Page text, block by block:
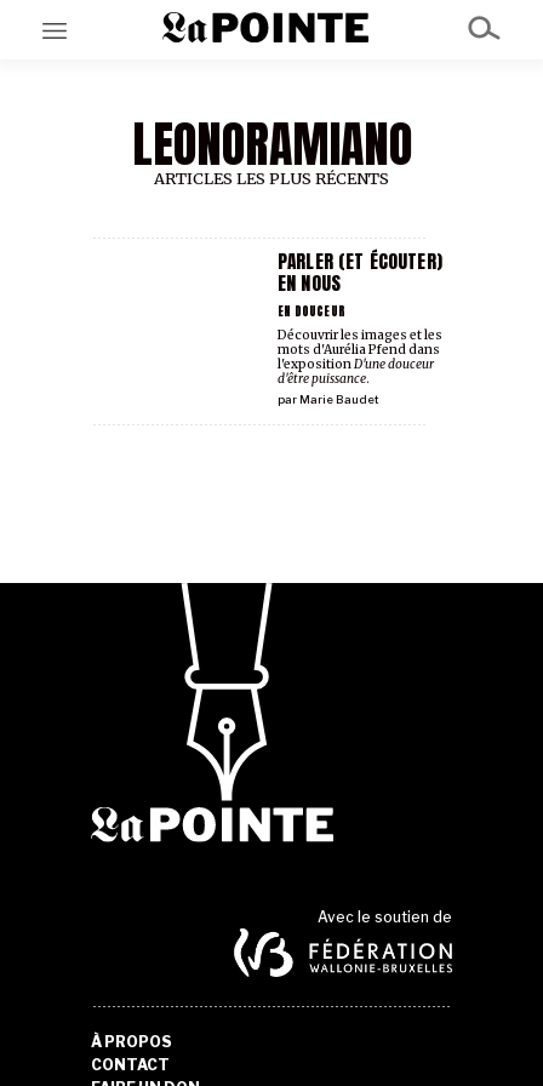
EN CE MOMENT
GRAND ANGLE
AU LARGE
LEONORAMIANO
ARTICLES LES PLUS RÉCENTS
PARLER (ET ÉCOUTER)
EN NOUS
EN DOUCEUR
parMarie Baudet
Découvrir les images et les
mots d'Aurélia Pfend dans
l'expositionD'une douceur
d'être puissance.
Avec le soutien de
À PROPOS
CONTACT